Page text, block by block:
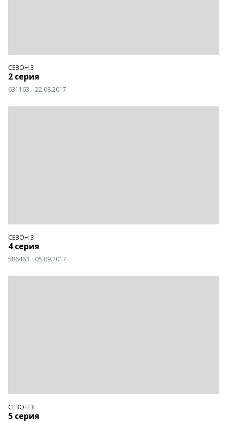
СЕЗОН 3
2 серия
631163 22.08.2017
СЕЗОН 3
4 серия
586463 05.09.2017
СЕЗОН 3
5 серия